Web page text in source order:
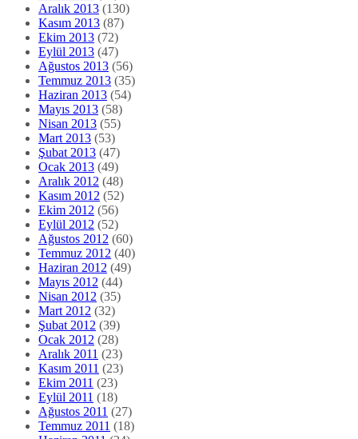
Aralık 2013 (130)
Kasım 2013 (87)
Ekim 2013 (72)
Eylül 2013 (47)
Ağustos 2013 (56)
Temmuz 2013 (35)
Haziran 2013 (54)
Mayıs 2013 (58)
Nisan 2013 (55)
Mart 2013 (53)
Şubat 2013 (47)
Ocak 2013 (49)
Aralık 2012 (48)
Kasım 2012 (52)
Ekim 2012 (56)
Eylül 2012 (52)
Ağustos 2012 (60)
Temmuz 2012 (40)
Haziran 2012 (49)
Mayıs 2012 (44)
Nisan 2012 (35)
Mart 2012 (32)
Şubat 2012 (39)
Ocak 2012 (28)
Aralık 2011 (23)
Kasım 2011 (23)
Ekim 2011 (23)
Eylül 2011 (18)
Ağustos 2011 (27)
Temmuz 2011 (18)